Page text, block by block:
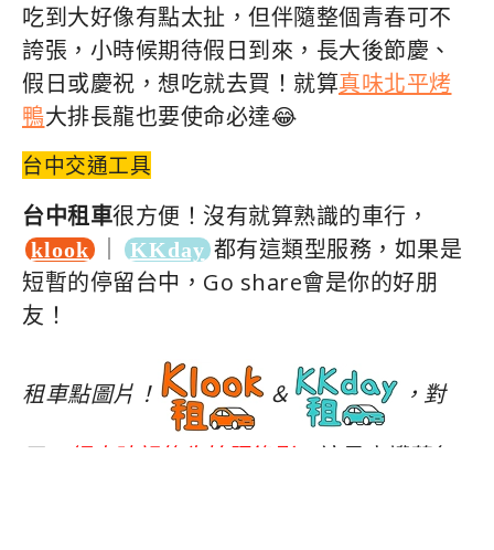
吃到大好像有點太扯，但伴隨整個青春可不
誇張，小時候期待假日到來，長大後節慶、
假日或慶祝，想吃就去買！就算真味北平烤
鴨大排長龍也要使命必達😂
台中交通工具
台中租車很方便！沒有就算熟識的車行，
klook KKday 都有這類型服務，如果是
短暫的停留台中，Go share會是你的好朋
友！
租車點圖片！ ＆ ，對
了！ 領車時記的先拍照錄影，這是守護荷包